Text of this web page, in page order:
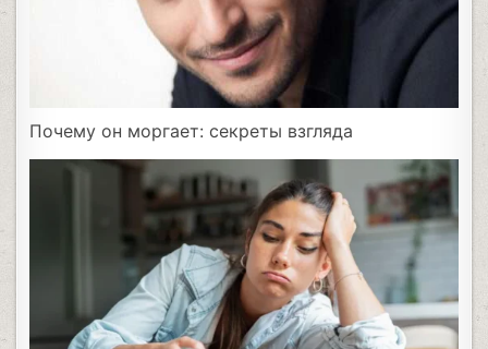
Почему он моргает: секреты взгляда